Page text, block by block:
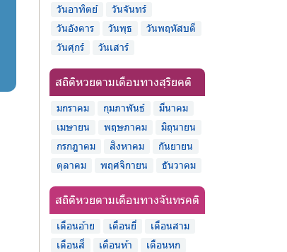
วันอาทิตย์
วันจันทร์
วันอังคาร
วันพุธ
วันพฤหัสบดี
วันศุกร์
วันเสาร์
สถิติหวยตามเดือนทางสุริยคติ
มกราคม กุมภาพันธ์
มีนาคม
เมษายน
พฤษภาคม
มิถุนายน
กรกฎาคม
สิงหาคม
กันยายน
ตุลาคม
พฤศจิกายน ธันวาคม
สถิติหวยตามเดือนทางจันทรคติ
เดือนอ้าย เดือนยี่
เดือนสาม
เดือนสี่
เดือนห้า
เดือนหก